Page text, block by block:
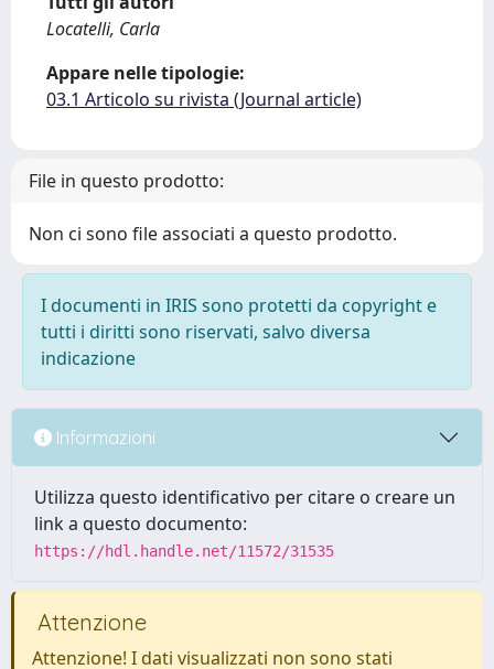
Locatelli, Carla
Appare nelle tipologie:
03.1 Articolo su rivista (Journal article)
File in questo prodotto:
Non ci sono file associati a questo prodotto.
I documenti in IRIS sono protetti da copyright e
tutti i diritti sono riservati, salvo diversa
indicazione
Informazioni
Utilizza questo identificativo per citare o creare un
link a questo documento:
https://hdl.handle.net/11572/31535
Attenzione
Attenzione! I dati visualizzati non sono stati